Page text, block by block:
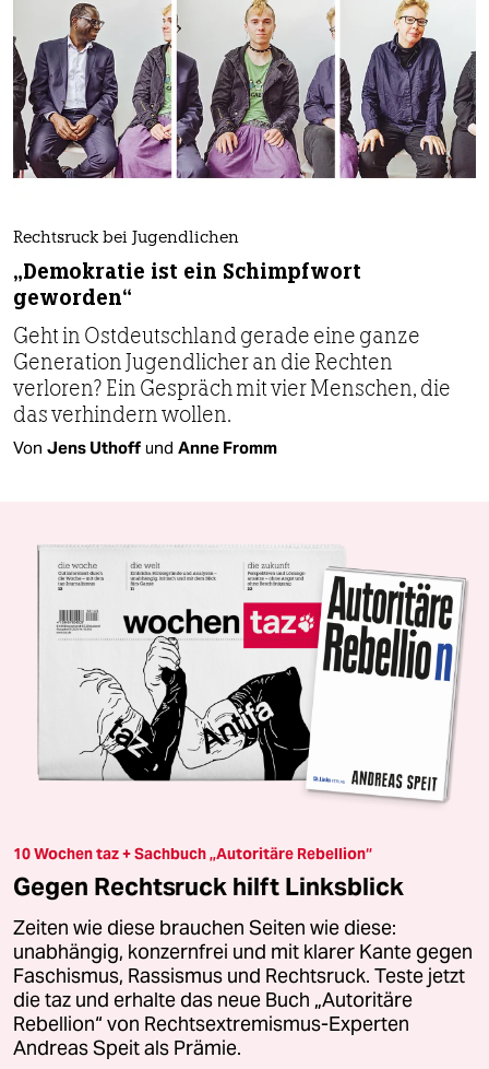
Rechtsruck bei Jugendlichen
„Demokratie ist ein Schimpfwort
geworden“
Geht in Ostdeutschland gerade eine ganze
Generation Jugendlicher an die Rechten
verloren? Ein Gespräch mit vier Menschen, die
das verhindern wollen.
Von Jens Uthoff und Anne Fromm
10 Wochen taz + Sachbuch „Autoritäre Rebellion“
Gegen Rechtsruck hilft Linksblick
Zeiten wie diese brauchen Seiten wie diese:
unabhängig, konzernfrei und mit klarer Kante gegen
Faschismus, Rassismus und Rechtsruck. Teste jetzt
die taz und erhalte das neue Buch „Autoritäre
Rebellion“ von Rechtsextremismus-Experten
Andreas Speit als Prämie.